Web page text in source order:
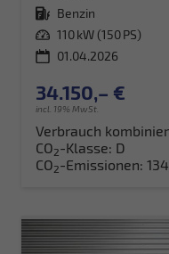
Kraftstoff Benzin
Leistung 110 kW (150 PS)
01.04.2026
34.150,– €
incl. 19% MwSt.
Verbrauch
CO2-Klasse: D
CO2-Emissionen: